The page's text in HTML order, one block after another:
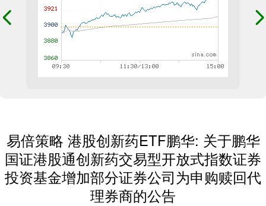
易倍策略 港股创新药ETF鹏华: 关于鹏华
国证港股通创新药交易型开放式指数证券
投资基金增加部分证券公司为申购赎回代
理券商的公告